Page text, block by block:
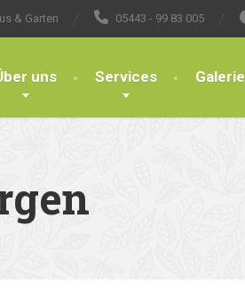
& Garten 05443 - 99 83 005
uns Services Galerie